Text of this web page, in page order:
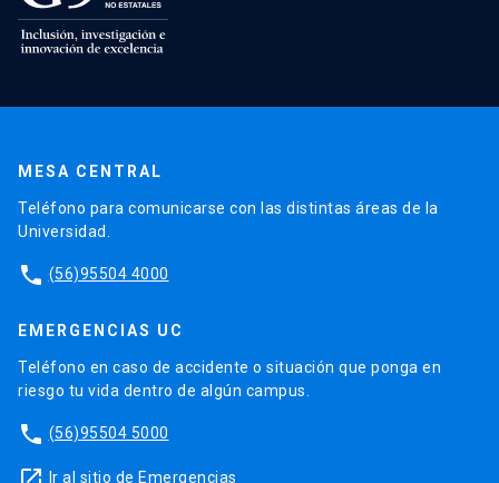
MESA CENTRAL
Teléfono para comunicarse con las distintas áreas de la
Universidad.
phone (56)95504 4000
EMERGENCIAS UC
Teléfono en caso de accidente o situación que ponga en
riesgo tu vida dentro de algún campus.
phone (56)95504 5000
Ir al sitio de Emergencias